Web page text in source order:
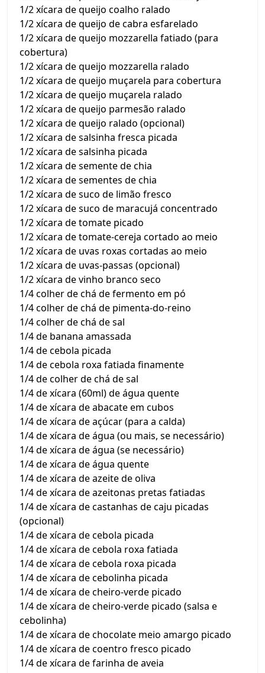
1/2 xícara de queijo coalho ralado
1/2 xícara de queijo de cabra esfarelado
1/2 xícara de queijo mozzarella fatiado (para
cobertura)
1/2 xícara de queijo mozzarella ralado
1/2 xícara de queijo muçarela para cobertura
1/2 xícara de queijo muçarela ralado
1/2 xícara de queijo parmesão ralado
1/2 xícara de queijo ralado (opcional)
1/2 xícara de salsinha fresca picada
1/2 xícara de salsinha picada
1/2 xícara de semente de chia
1/2 xícara de sementes de chia
1/2 xícara de suco de limão fresco
1/2 xícara de suco de maracujá concentrado
1/2 xícara de tomate picado
1/2 xícara de tomate-cereja cortado ao meio
1/2 xícara de uvas roxas cortadas ao meio
1/2 xícara de uvas-passas (opcional)
1/2 xícara de vinho branco seco
1/4 colher de chá de fermento em pó
1/4 colher de chá de pimenta-do-reino
1/4 colher de chá de sal
1/4 de banana amassada
1/4 de cebola picada
1/4 de cebola roxa fatiada finamente
1/4 de colher de chá de sal
1/4 de xícara (60ml) de água quente
1/4 de xícara de abacate em cubos
1/4 de xícara de açúcar (para a calda)
1/4 de xícara de água (ou mais, se necessário)
1/4 de xícara de água (se necessário)
1/4 de xícara de água quente
1/4 de xícara de azeite de oliva
1/4 de xícara de azeitonas pretas fatiadas
1/4 de xícara de castanhas de caju picadas
(opcional)
1/4 de xícara de cebola picada
1/4 de xícara de cebola roxa fatiada
1/4 de xícara de cebola roxa picada
1/4 de xícara de cebolinha picada
1/4 de xícara de cheiro-verde picado
1/4 de xícara de cheiro-verde picado (salsa e
cebolinha)
1/4 de xícara de chocolate meio amargo picado
1/4 de xícara de coentro fresco picado
1/4 de xícara de farinha de aveia